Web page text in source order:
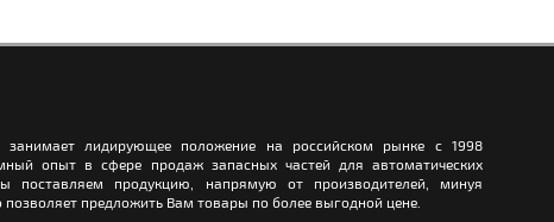
лидирующее положение на российском рынке с 1998
опыт в сфере продаж запасных частей для автоматических
поставляем продукцию, напрямую от производителей, минуя
позволяет предложить Вам товары по более выгодной цене.